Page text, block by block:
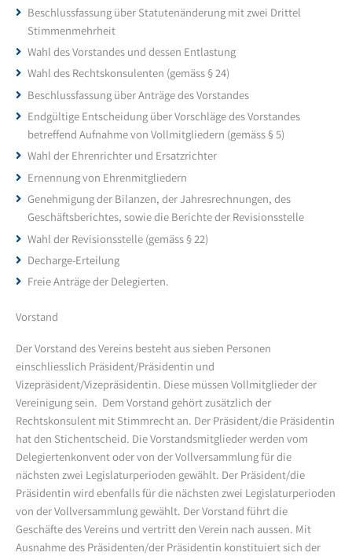
Beschlussfassung über Statutenänderung mit zwei Drittel
Stimmenmehrheit
Wahl des Vorstandes und dessen Entlastung
Wahl des Rechtskonsulenten (gemäss § 24)
Beschlussfassung über Anträge des Vorstandes
Endgültige Entscheidung über Vorschläge des Vorstandes
betreffend Aufnahme von Vollmitgliedern (gemäss § 5)
Wahl der Ehrenrichter und Ersatzrichter
Ernennung von Ehrenmitgliedern
Genehmigung der Bilanzen, der Jahresrechnungen, des
Geschäftsberichtes, sowie die Berichte der Revisionsstelle
Wahl der Revisionsstelle (gemäss § 22)
Decharge-Erteilung
Freie Anträge der Delegierten.
Vorstand
Der Vorstand des Vereins besteht aus sieben Personen
einschliesslich Präsident/Präsidentin und
Vizepräsident/Vizepräsidentin. Diese müssen Vollmitglieder der
Vereinigung sein. Dem Vorstand gehört zusätzlich der
Rechtskonsulent mit Stimmrecht an. Der Präsident/die Präsidentin
hat den Stichentscheid. Die Vorstandsmitglieder werden vom
Delegiertenkonvent oder von der Vollversammlung für die
nächsten zwei Legislaturperioden gewählt. Der Präsident/die
Präsidentin wird ebenfalls für die nächsten zwei Legislaturperioden
von der Vollversammlung gewählt. Der Vorstand führt die
Geschäfte des Vereins und vertritt den Verein nach aussen. Mit
Ausnahme des Präsidenten/der Präsidentin konstituiert sich der